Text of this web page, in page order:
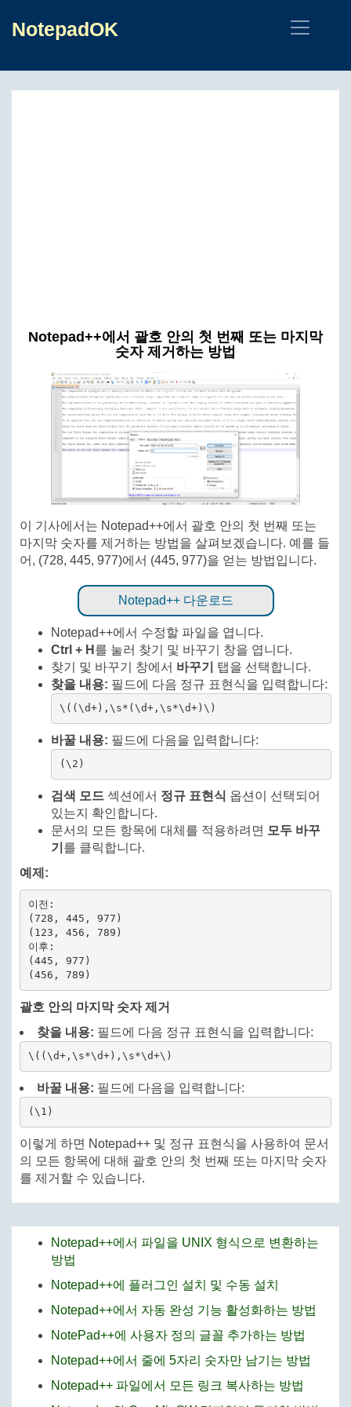
NotepadOK
Notepad++에서 괄호 안의 첫 번째 또는 마지막
숫자 제거하는 방법
이 기사에서는 Notepad++에서 괄호 안의 첫 번째 또는
마지막 숫자를 제거하는 방법을 살펴보겠습니다. 예를 들
어, (728, 445, 977)에서 (445, 977)을 얻는 방법입니다.
Notepad++ 다운로드
Notepad++에서 수정할 파일을 엽니다.
Ctrl + H 를 눌러 찾기 및 바꾸기 창을 엽니다.
찾기 및 바꾸기 창에서 바꾸기
탭을 선택합니다.
찾을 내용: 필드에 다음 정규 표현식을 입력합니다:
\((\d+),\s*(\d+,\s*\d+)\)
바꿀 내용: 필드에 다음을 입력합니다:
(\2)
검색 모드 섹션에서 정규 표현식 옵션이 선택되어
있는지 확인합니다.
문서의 모든 항목에 대체를 적용하려면 모두 바꾸
기 를 클릭합니다.
예제:
이전:
(728, 445, 977)
(123, 456, 789)
이후:
(445, 977)
(456, 789)
괄호 안의 마지막 숫자 제거
찾을 내용: 필드에 다음 정규 표현식을 입력합니다:
\((\d+,\s*\d+),\s*\d+\)
바꿀 내용: 필드에 다음을 입력합니다:
(\1)
이렇게 하면 Notepad++ 및 정규 표현식을 사용하여 문서
의 모든 항목에 대해 괄호 안의 첫 번째 또는 마지막 숫자
를 제거할 수 있습니다.
Notepad++에서 파일을 UNIX 형식으로 변환하는
방법
Notepad++에 플러그인 설치 및 수동 설치
Notepad++에서 자동 완성 기능 활성화하는 방법
NotePad++에 사용자 정의 글꼴 추가하는 방법
Notepad++에서 줄에 5자리 숫자만 남기는 방법
Notepad++ 파일에서 모든 링크 복사하는 방법